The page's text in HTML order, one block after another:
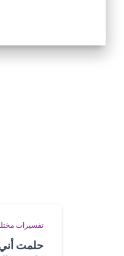
تفسيرات
حلمت أني